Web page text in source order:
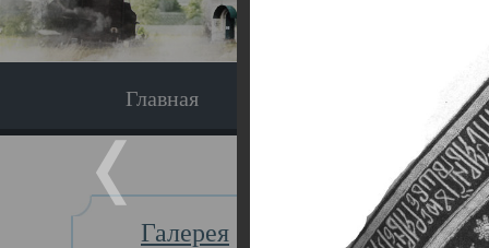
Главная
Галерея
Главная